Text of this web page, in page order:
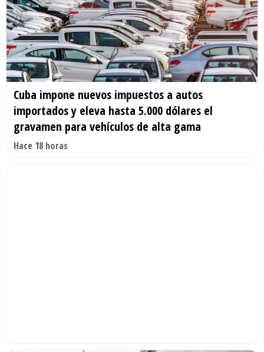
Cuba impone nuevos impuestos a autos
importados y eleva hasta 5.000 dólares el
gravamen para vehículos de alta gama
Hace 18 horas